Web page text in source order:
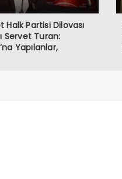
Partisi Dilovası
Servet Turan:
Yapılanlar,